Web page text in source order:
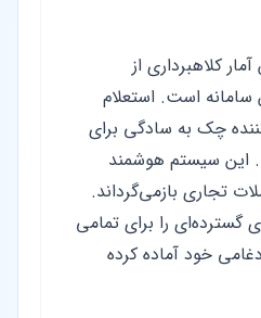
کلاهبرداری از
است. استعلام
چک به سادگی برای
این سیستم هوشمند
تجاری بازمی‌گرداند.
را برای تمامی
خود آماده کرده